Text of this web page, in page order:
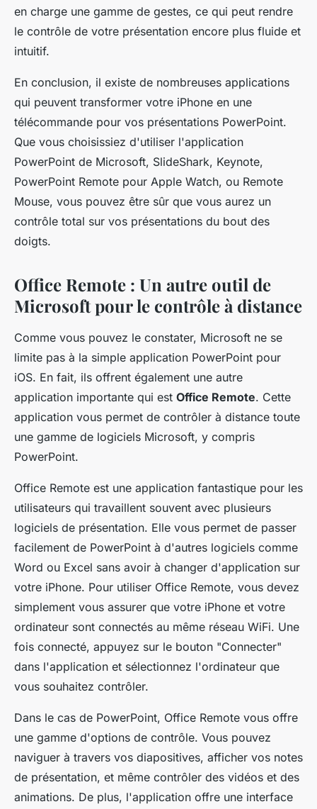
en charge une gamme de gestes, ce qui peut rendre
le contrôle de votre présentation encore plus fluide et
intuitif.
En conclusion, il existe de nombreuses applications
qui peuvent transformer votre iPhone en une
télécommande pour vos présentations PowerPoint.
Que vous choisissiez d'utiliser l'application
PowerPoint de Microsoft, SlideShark, Keynote,
PowerPoint Remote pour Apple Watch, ou Remote
Mouse, vous pouvez être sûr que vous aurez un
contrôle total sur vos présentations du bout des
doigts.
Office Remote : Un autre outil de
Microsoft pour le contrôle à distance
Comme vous pouvez le constater, Microsoft ne se
limite pas à la simple application PowerPoint pour
iOS. En fait, ils offrent également une autre
application importante qui est Office Remote. Cette
application vous permet de contrôler à distance toute
une gamme de logiciels Microsoft, y compris
PowerPoint.
Office Remote est une application fantastique pour les
utilisateurs qui travaillent souvent avec plusieurs
logiciels de présentation. Elle vous permet de passer
facilement de PowerPoint à d'autres logiciels comme
Word ou Excel sans avoir à changer d'application sur
votre iPhone. Pour utiliser Office Remote, vous devez
simplement vous assurer que votre iPhone et votre
ordinateur sont connectés au même réseau WiFi. Une
fois connecté, appuyez sur le bouton "Connecter"
dans l'application et sélectionnez l'ordinateur que
vous souhaitez contrôler.
Dans le cas de PowerPoint, Office Remote vous offre
une gamme d'options de contrôle. Vous pouvez
naviguer à travers vos diapositives, afficher vos notes
de présentation, et même contrôler des vidéos et des
animations. De plus, l'application offre une interface